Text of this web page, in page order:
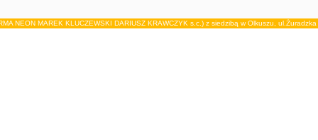
NEON MAREK KLUCZEWSKI DARIUSZ KRAWCZYK s.c.) z siedzibą w Olkuszu,